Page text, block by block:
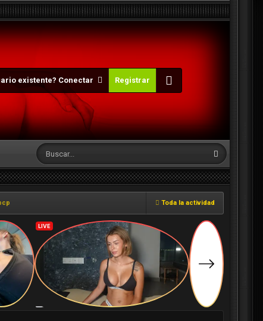
existente? Conectar Registrar
Toda la actividad